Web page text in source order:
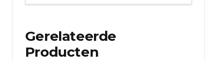
Gerelateerde
Producten